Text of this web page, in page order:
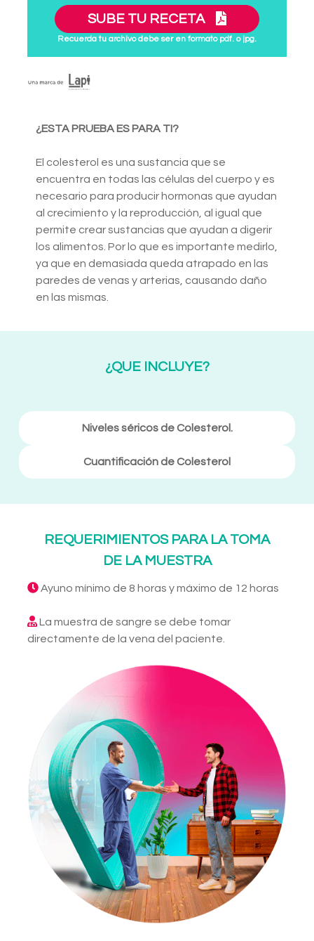
SUBE TU RECETA
Recuerda tu archivo debe ser en formato pdf. o jpg.
¿ESTA PRUEBA ES PARA TI?
El colesterol es una sustancia que se
encuentra en todas las células del cuerpo y es
necesario para producir hormonas que ayudan
al crecimiento y la reproducción, al igual que
permite crear sustancias que ayudan a digerir
los alimentos. Por lo que es importante medirlo,
ya que en demasiada queda atrapado en las
paredes de venas y arterias, causando daño
en las mismas.
¿QUE INCLUYE?
Niveles séricos de Colesterol.
Cuantificación de Colesterol
REQUERIMIENTOS PARA LA TOMA
DE LA MUESTRA
Ayuno mínimo de 8 horas y máximo de 12 horas
La muestra de sangre se debe tomar
directamente de la vena del paciente.